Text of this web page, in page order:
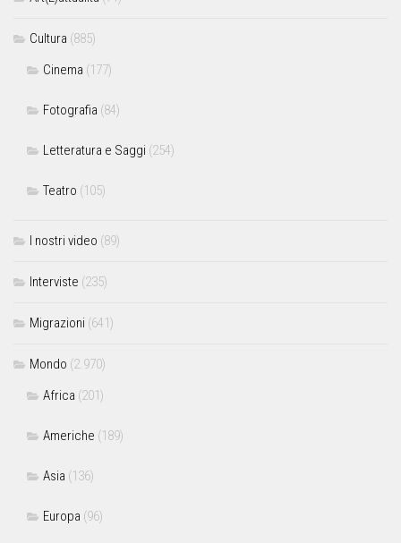
Cultura (885)
Cinema (177)
Fotografia (84)
Letteratura e Saggi (254)
Teatro (105)
I nostri video (89)
Interviste (235)
Migrazioni (641)
Mondo (2.970)
Africa (201)
Americhe (189)
Asia (136)
Europa (96)